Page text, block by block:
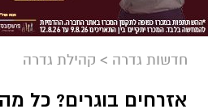
חדשות גדרה > קהילת גדרה
אזרחים בוגרים? כל